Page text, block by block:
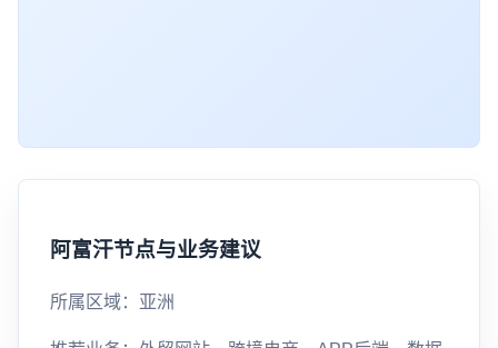
阿富汗节点与业务建议
所属区域：亚洲